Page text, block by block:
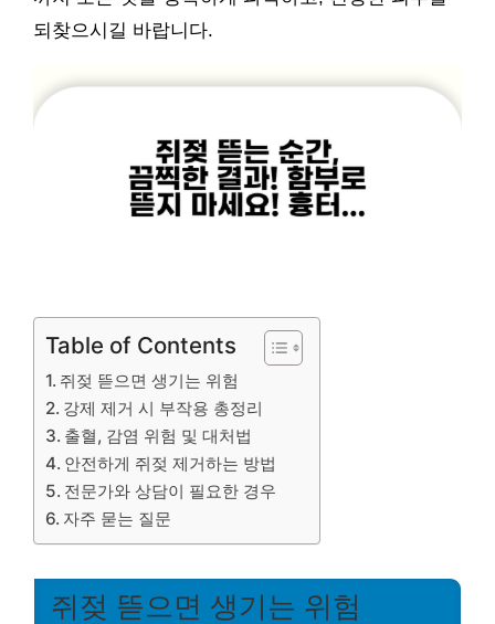
되찾으시길 바랍니다.
Table of Contents
쥐젖 뜯으면 생기는 위험
강제 제거 시 부작용 총정리
출혈, 감염 위험 및 대처법
안전하게 쥐젖 제거하는 방법
전문가와 상담이 필요한 경우
자주 묻는 질문
쥐젖 뜯으면 생기는 위험